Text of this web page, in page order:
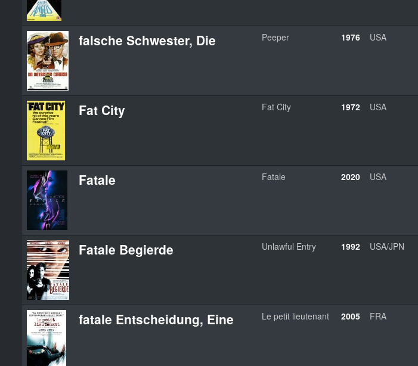
falsche Schwester, Die Peeper 1976 USA
Fat City Fat City 1972 USA
Fatale Fatale 2020 USA
Fatale Begierde Unlawful Entry 1992 USA/JPN
fatale Entscheidung, Eine Le petit lieutenant 2005 FRA